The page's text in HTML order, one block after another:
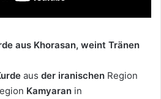
aus Khorasan, weint Tränen
aus der iranischen Region
Kamyaran in